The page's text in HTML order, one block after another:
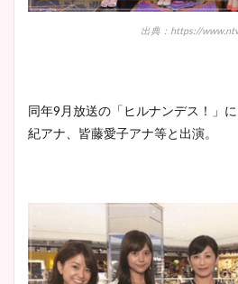
出典：https://
同年9月放送の「ヒルナンデス！」に
紀アナ、皆藤愛子アナ等と出演。